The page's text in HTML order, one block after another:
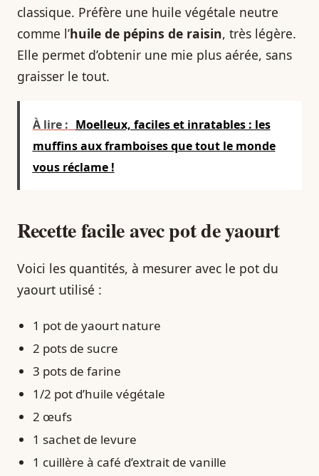
classique. Préfère une huile végétale neutre
comme l’huile de pépins de raisin, très légère.
Elle permet d’obtenir une mie plus aérée, sans
graisser le tout.
À lire : Moelleux, faciles et inratables : les
muffins aux framboises que tout le monde
vous réclame !
Recette facile avec pot de yaourt
Voici les quantités, à mesurer avec le pot du
yaourt utilisé :
1 pot de yaourt nature
2 pots de sucre
3 pots de farine
1/2 pot d’huile végétale
2 œufs
1 sachet de levure
1 cuillère à café d’extrait de vanille